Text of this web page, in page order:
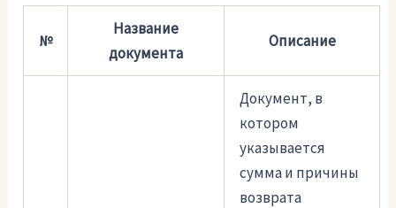
№
Название
документа
Описание
Документ, в
котором
указывается
сумма и причины
возврата